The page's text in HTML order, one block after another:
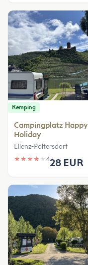
Kemping
Campingplatz Happy
Holiday
Ellenz-Poltersdorf
★ ★ ★ ★ ★ 428 EUR